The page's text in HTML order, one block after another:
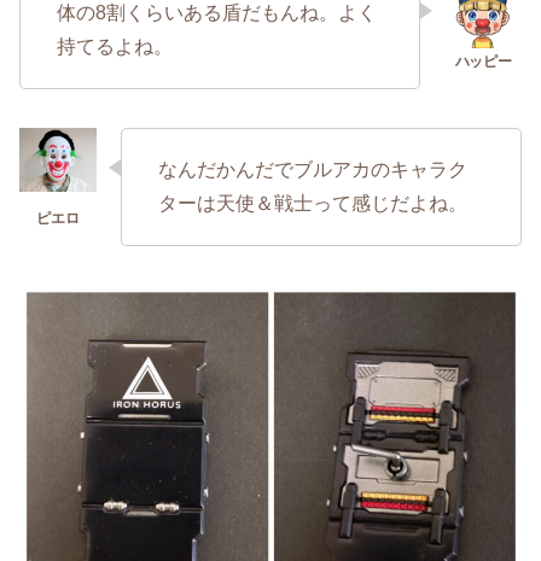
体の8割くらいある盾だもんね。よく
持てるよね。
なんだかんだでブルアカのキャラク
ターは天使＆戦士って感じだよね。